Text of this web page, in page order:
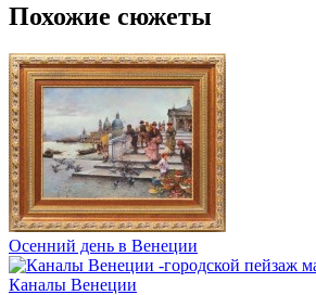
Похожие сюжеты
Осенний день в Венеции
Каналы Венеции